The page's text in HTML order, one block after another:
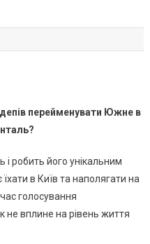
перейменувати Южне в
і робить його унікальним
в Київ та наполягати на
час голосування
не вплине на рівень життя